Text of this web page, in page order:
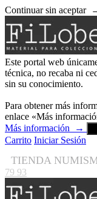
Continuar sin aceptar
Este portal web
técnica, no recaba ni
sin su conocimiento.
Para obtener más
enlace «Más
Más información
→
Carrito Iniciar Sesión
TIENDA
79 93